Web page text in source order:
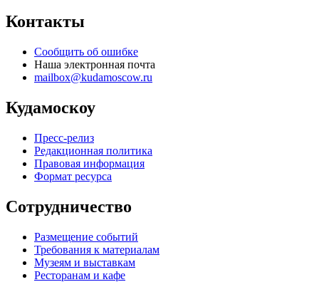
Контакты
Сообщить об ошибке
Наша электронная почта
mailbox@kudamoscow.ru
Кудамоскоу
Пресс-релиз
Редакционная политика
Правовая информация
Формат ресурса
Сотрудничество
Размещение событий
Требования к материалам
Музеям и выставкам
Ресторанам и кафе